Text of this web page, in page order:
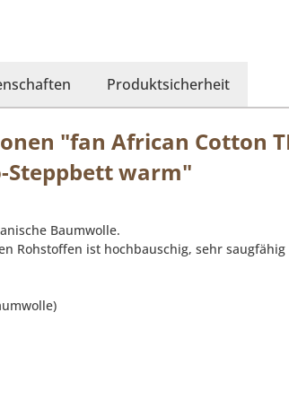
Produktsicherheit
"fan African Cotton
Steppbett warm"
Baumwolle.
Rohstoffen ist hochbauschig, sehr